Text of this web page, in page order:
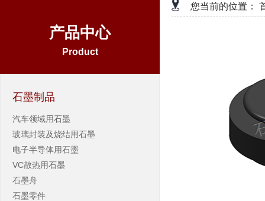
产品中心
Product
石墨制品
汽车领域用石墨
玻璃封装及烧结用石墨
电子半导体用石墨
VC散热用石墨
石墨舟
石墨零件
您当前的位置：